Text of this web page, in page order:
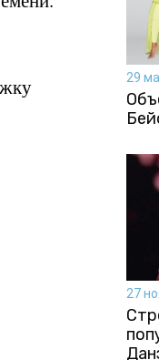
29
27